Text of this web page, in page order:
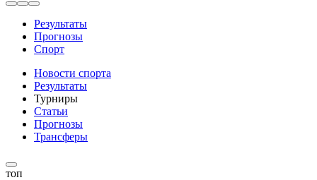
Результаты
Прогнозы
Спорт
Новости спорта
Результаты
Турниры
Статьи
Прогнозы
Трансферы
топ